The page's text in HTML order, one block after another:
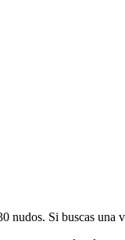
nudos. Si buscas